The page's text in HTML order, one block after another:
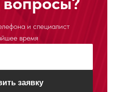
и специалист
время
заявку